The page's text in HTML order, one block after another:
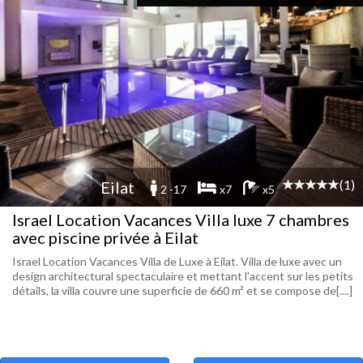
Eilat 2 -17 x7 x5 (1)
Israel Location Vacances Villa luxe 7 chambres
avec piscine privée à Eilat
Israel Location Vacances Villa de Luxe à Eilat. Villa de luxe avec un
design architectural spectaculaire et mettant l'accent sur les petits
détails, la villa couvre une superficie de 660 m² et se compose de[....]